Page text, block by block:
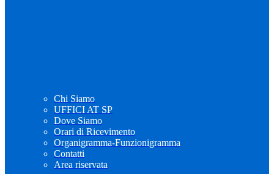
Chi Siamo
UFFICI AT SP
Dove Siamo
Orari di Ricevimento
Organigramma-Funzionigramma
Contatti
Area riservata